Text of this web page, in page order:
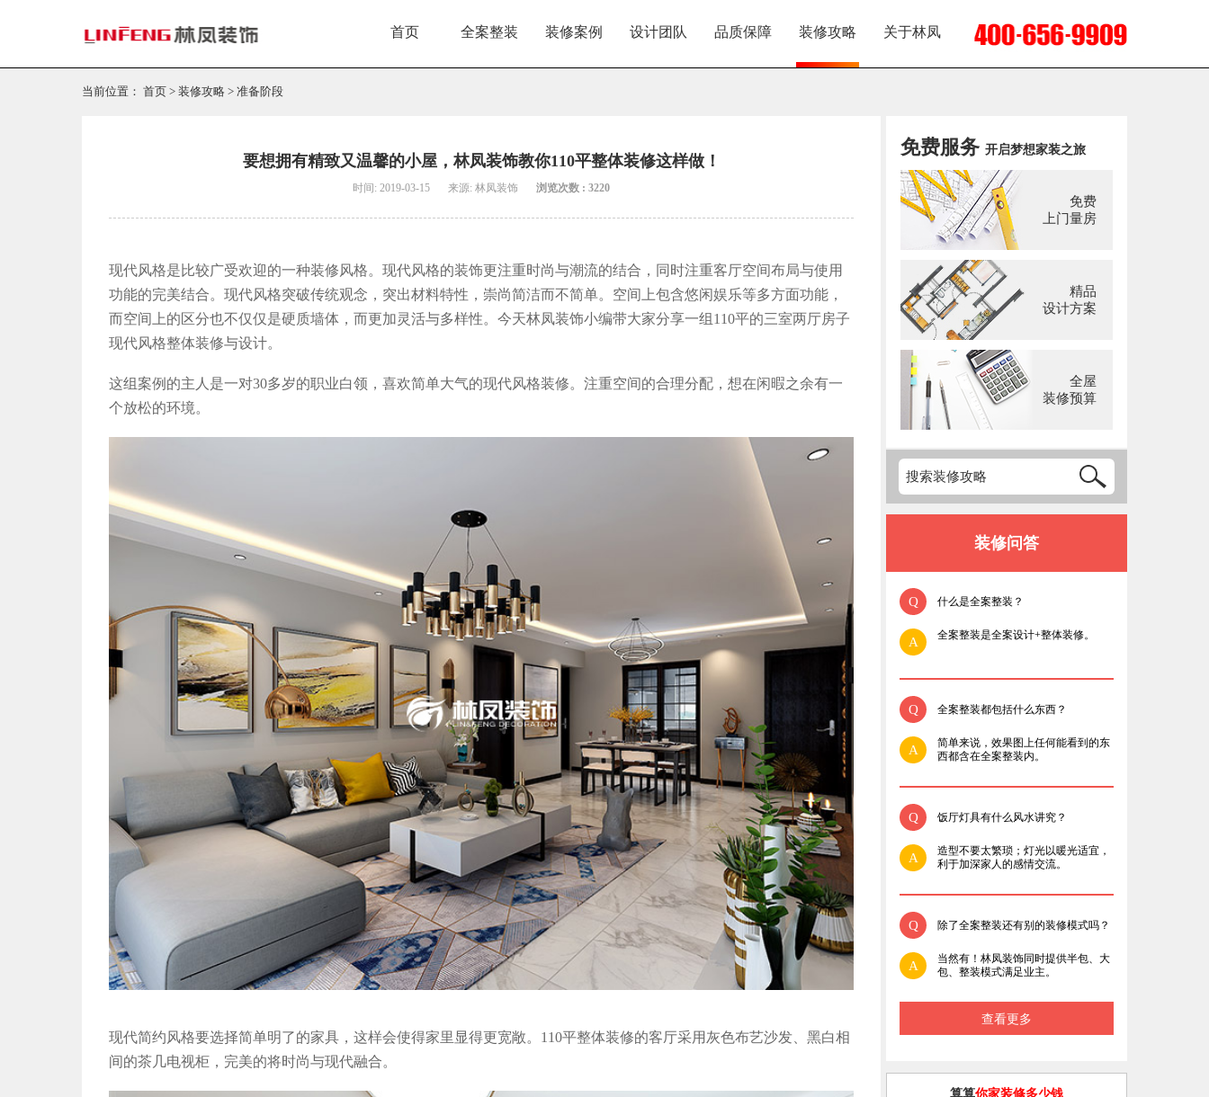
首页 全案整装 装修案例 设计团队 品质保障 装修攻略 关于林凤
当前位置： 首页 > 装修攻略 > 准备阶段
要想拥有精致又温馨的小屋，林凤装饰教你110平整体装修这样做！
时间: 2019-03-15 来源: 林凤装饰 浏览次数 : 3220
现代风格是比较广受欢迎的一种装修风格。现代风格的装饰更注重时尚与潮流的结合，同时注重客厅空间布局与使用
功能的完美结合。 现代风格突破传统观念，突出材料特性，崇尚简洁而不简单。空间上包含悠闲娱乐等多方面功能，
而空间上的区分也不仅仅是硬质墙体，而更加灵活与多样性。 今天林凤装饰小编带大家分享一组110平的三室两厅房子
现代风格整体装修与设计。
这组案例的主人是一对30多岁的职业白领，喜欢简单大气的现代风格装修。注重空间的合理分配，想在闲暇之余有一
个放松的环境。
现代简约风格要选择简单明了的家具，这样会使得家里显得更宽敞。110平整体装修的客厅采用灰色布艺沙发、黑白相
间的茶几电视柜，完美的将时尚与现代融合。
免费服务 开启梦想家装之旅
免费
上门量房
精品
设计方案
全屋
装修预算
装修问答
Q 什么是全案整装？
A 全案整装是全案设计+整体装修。
Q 全案整装都包括什么东西？
A
简单来说，效果图上任何能看到的东
西都含在全案整装内。
Q 饭厅灯具有什么风水讲究？
A
造型不要太繁琐；灯光以暖光适宜，
利于加深家人的感情交流。
Q 除了全案整装还有别的装修模式吗？
A
当然有！林凤装饰同时提供半包、大
包、整装模式满足业主。
查看更多
算算你家装修多少钱